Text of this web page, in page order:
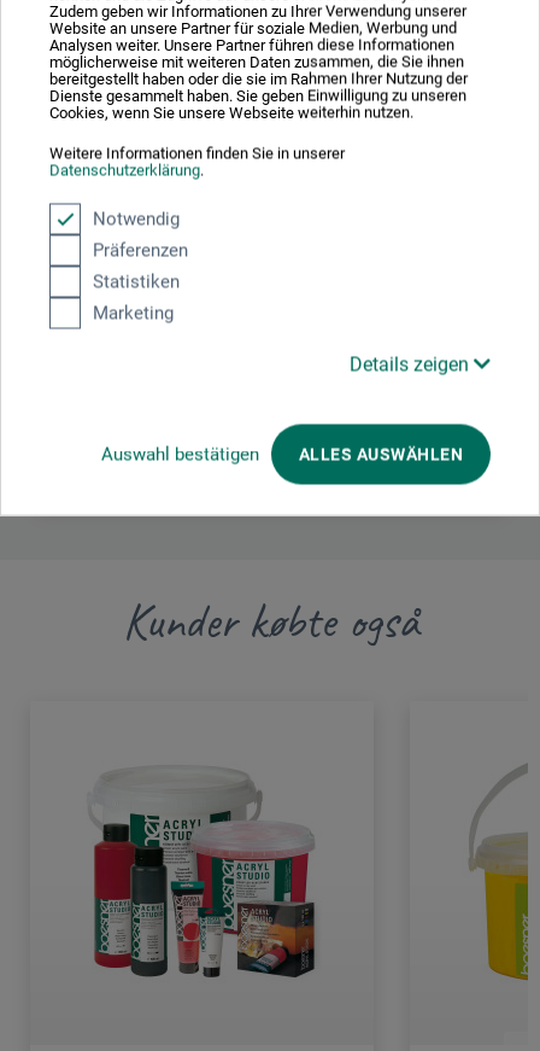
Zudem geben wir Informationen zu Ihrer Verwendung unserer
Website an unsere Partner für soziale Medien, Werbung und
Analysen weiter. Unsere Partner führen diese Informationen
möglicherweise mit weiteren Daten zusammen, die Sie ihnen
bereitgestellt haben oder die sie im Rahmen Ihrer Nutzung der
Dienste gesammelt haben. Sie geben Einwilligung zu unseren
Cookies, wenn Sie unsere Webseite weiterhin nutzen.
Weitere Informationen finden Sie in unserer
Datenschutzerklärung.
Notwendig
Präferenzen
Statistiken
Marketing
Details zeigen
Auswahl bestätigen ALLES AUSWÄHLEN
Farbtöne.
Producent-kontakt
Her finder du producentens kontaktoplysninger for dette
Honsell Art Products GmbH
Kunder købte også